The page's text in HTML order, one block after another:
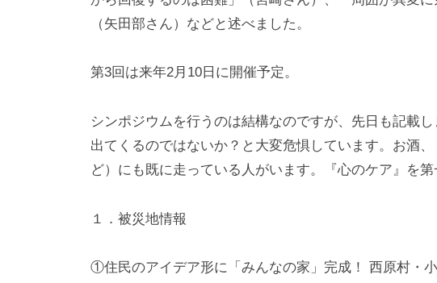
（矢田部さん）などと述べました。
第3回は来年2月10日に開催予定。
シンポジウムを行うのは結構なのですが、先日も記載
出てくるのではないか？と大変危惧しています。お酒
ど）にも既に走っている人がいます。『心のケア』を第
１．被災地情報
①住民のアイデア形に「みんなの家」完成！ 西原村・